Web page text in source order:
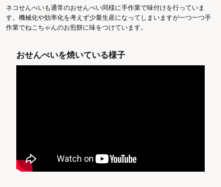
ネコせんべいも通常のおせんべい同様に手作業で味付けを行っていま
す。機械化や効率化を考えず少量生産になってしまいますが一つ一つ手
作業でねこちゃんのお煎餅に味をつけています。
おせんべいを焼いている様子